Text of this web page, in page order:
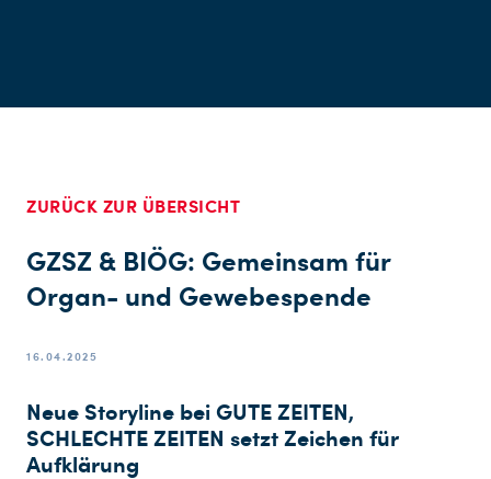
ZURÜCK ZUR ÜBERSICHT
GZSZ & BIÖG: Gemeinsam für
Organ- und Gewebespende
16.04.2025
Neue Storyline bei GUTE ZEITEN,
SCHLECHTE ZEITEN setzt Zeichen für
Aufklärung